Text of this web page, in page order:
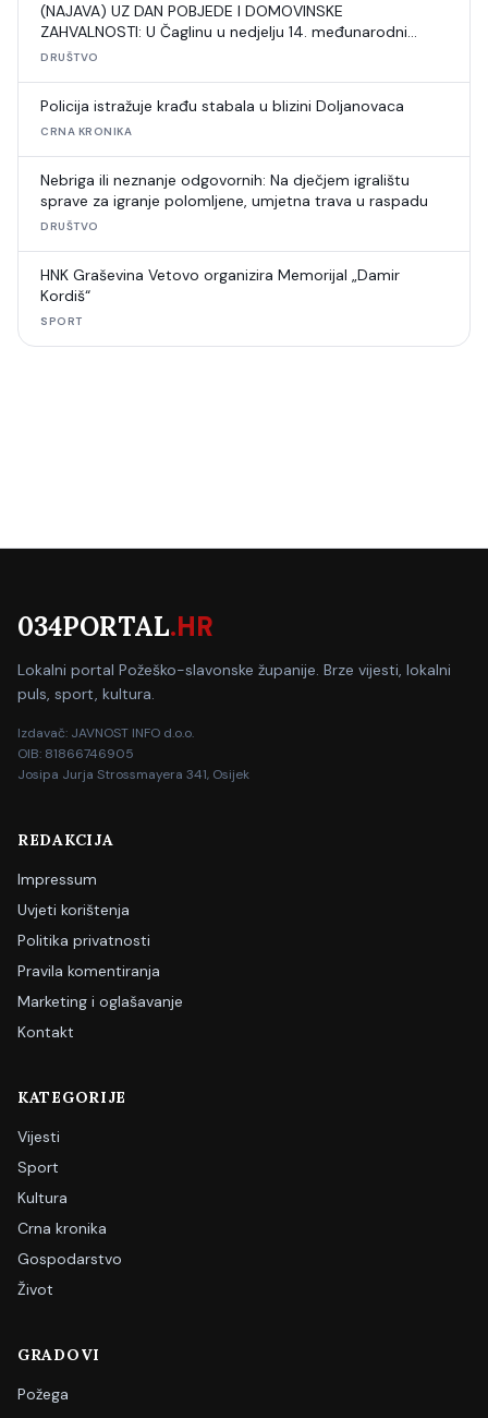
(NAJAVA) UZ DAN POBJEDE I DOMOVINSKE
ZAHVALNOSTI: U Čaglinu u nedjelju 14. međunarodni
šahovski turnir
DRUŠTVO
Policija istražuje krađu stabala u blizini Doljanovaca
CRNA KRONIKA
Nebriga ili neznanje odgovornih: Na dječjem igralištu
sprave za igranje polomljene, umjetna trava u raspadu
DRUŠTVO
HNK Graševina Vetovo organizira Memorijal „Damir
Kordiš“
SPORT
034PORTAL.HR
Lokalni portal Požeško-slavonske županije. Brze vijesti, lokalni
puls, sport, kultura.
Izdavač: JAVNOST INFO d.o.o.
OIB: 81866746905
Josipa Jurja Strossmayera 341, Osijek
REDAKCIJA
Impressum
Uvjeti korištenja
Politika privatnosti
Pravila komentiranja
Marketing i oglašavanje
Kontakt
KATEGORIJE
Vijesti
Sport
Kultura
Crna kronika
Gospodarstvo
Život
GRADOVI
Požega